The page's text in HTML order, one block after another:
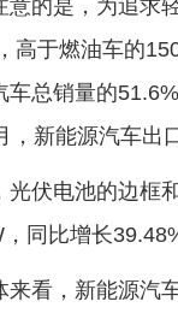
意的是，为追求
高于燃油车的
车总销量的
，新能源汽车出
光伏电池的边框
同比增长
来看，新能源汽